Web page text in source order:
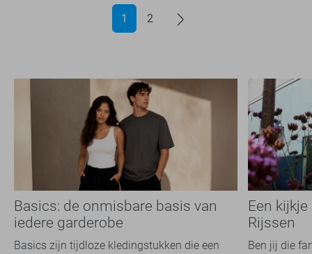
1 2
Basics: de onmisbare basis van
iedere garderobe
Basics zijn tijdloze kledingstukken die een
Een
Rijssen
Ben jij die